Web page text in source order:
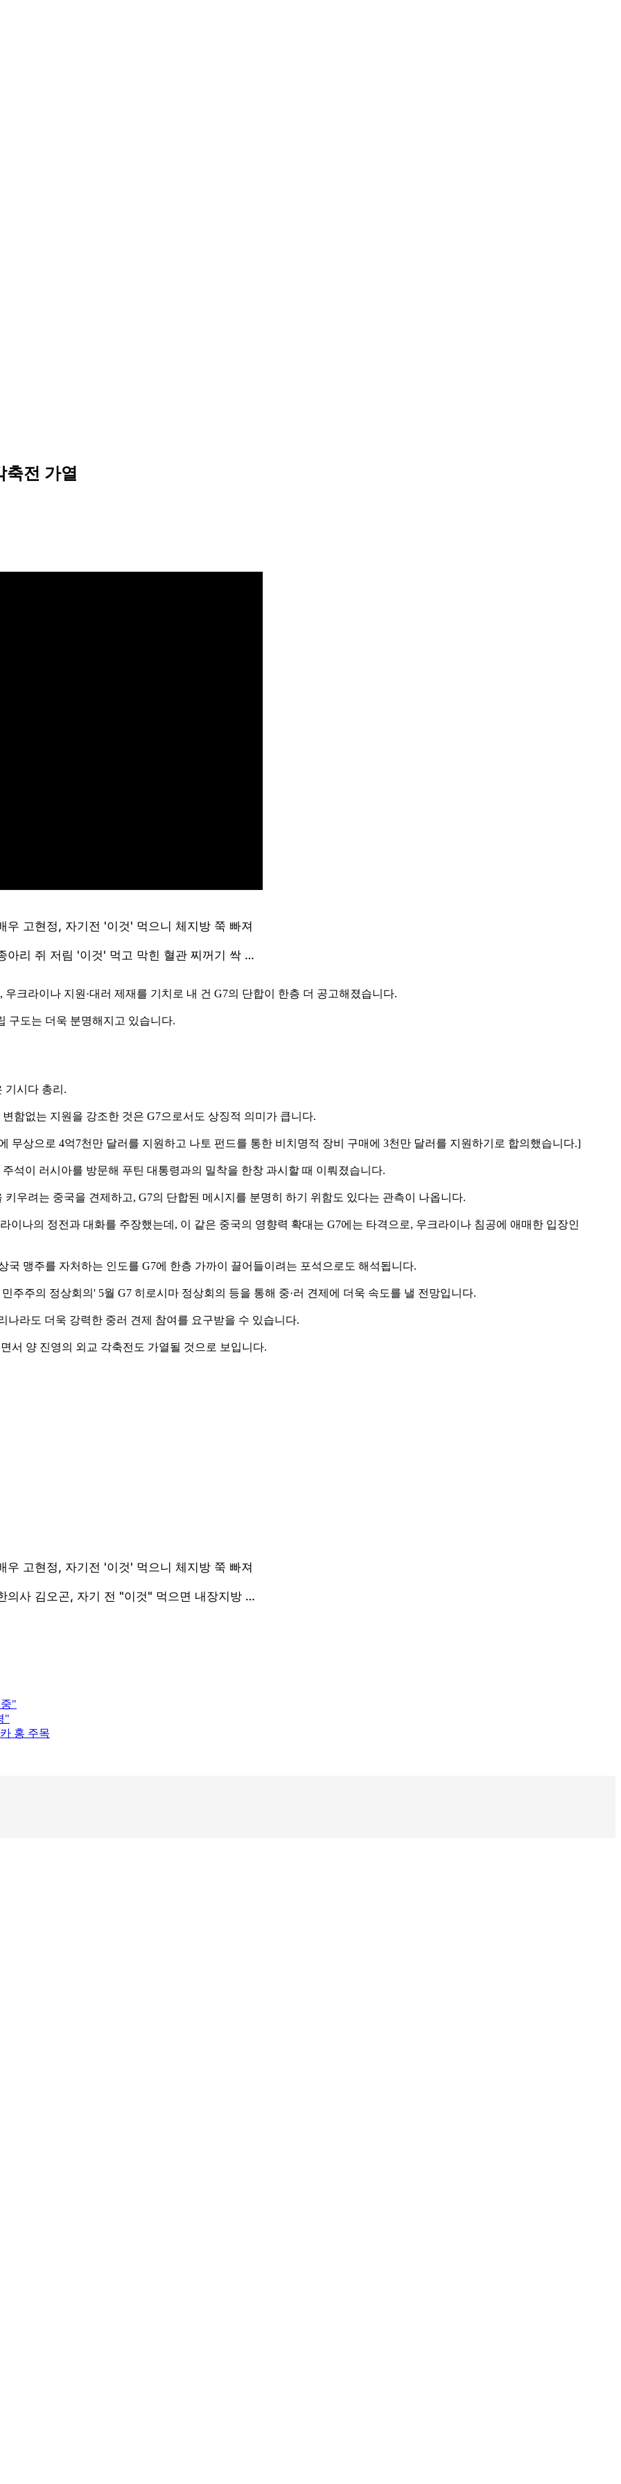
축전 가열
크라이나 지원·대러 제재를 기치로 내 건 G7의 단합이 한층 더 공고해졌습니다.
구도는 더욱 분명해지고 있습니다.
기시다 총리.
함없는 지원을 강조한 것은 G7으로서도 상징적 의미가 큽니다.
무상으로 4억7천만 달러를 지원하고 나토 펀드를 통한 비치명적 장비 구매에 3천만 달러를 지원하기로 합의했습니다.]
석이 러시아를 방문해 푸틴 대통령과의 밀착을 한창 과시할 때 이뤄졌습니다.
우려는 중국을 견제하고, G7의 단합된 메시지를 분명히 하기 위함도 있다는 관측이 나옵니다.
이나의 정전과 대화를 주장했는데, 이 같은 중국의 영향력 확대는 G7에는 타격으로, 우크라이나 침공에 애매한 입장인
국 맹주를 자처하는 인도를 G7에 한층 가까이 끌어들이려는 포석으로도 해석됩니다.
주주의 정상회의' 5월 G7 히로시마 정상회의 등을 통해 중·러 견제에 더욱 속도를 낼 전망입니다.
라도 더욱 강력한 중러 견제 참여를 요구받을 수 있습니다.
서 양 진영의 외교 각축전도 가열될 것으로 보입니다.
"
"
홍 주목